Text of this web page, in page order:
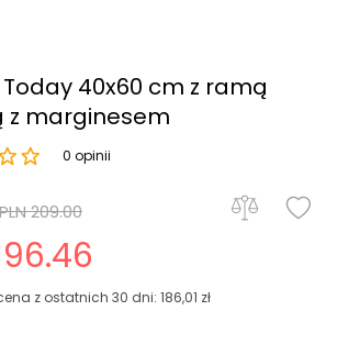
Załóż konto
40x60 cm z ramą
z marginesem
0 opinii
PLN 209.00
z ostatnich 30 dni: 186,01 zł